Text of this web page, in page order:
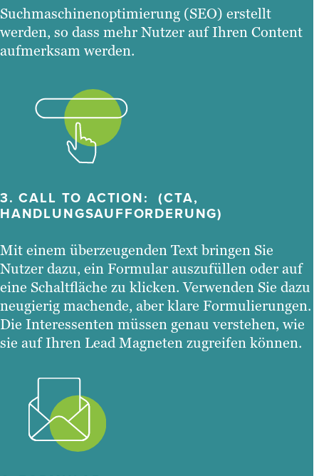
Suchmaschinenoptimierung (SEO) erstellt
werden, so dass mehr Nutzer auf Ihren Content
aufmerksam werden.
3.CALL TO ACTION: (CTA,
HANDLUNGSAUFFORDERUNG)
Mit einem überzeugenden Text bringen Sie
Nutzer dazu, ein Formular auszufüllen oder auf
eine Schaltfläche zu klicken. Verwenden Sie dazu
neugierig machende, aber klare Formulierungen.
Die Interessenten müssen genau verstehen, wie
sie auf Ihren Lead Magneten zugreifen können.